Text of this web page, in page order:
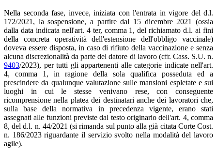
Nella seconda fase, invece, iniziata con l'entrata in vigore del d.l.
172/2021, la sospensione, a partire dal 15 dicembre 2021 (ossia
dalla data indicata nell'art. 4 ter, comma 1, del richiamato d.l. ai fini
della concreta operatività dell'estensione dell'obbligo vaccinale)
doveva essere disposta, in caso di rifiuto della vaccinazione e senza
alcuna discrezionalità da parte del datore di lavoro (cfr. Cass. S.U. n.
9403/2023), per tutti gli appartenenti alle categorie indicate nell'art.
4, comma 1, in ragione della sola qualifica posseduta ed a
prescindere da qualunque valutazione sulle mansioni espletate e sui
luoghi in cui le stesse venivano rese, con conseguente
ricomprensione nella platea dei destinatari anche dei lavoratori che,
sulla base della normativa in precedenza vigente, erano stati
assegnati alle funzioni previste dal testo originario dell'art. 4, comma
8, del d.l. n. 44/2021 (si rimanda sul punto alla già citata Corte Cost.
n. 186/2023 riguardante il servizio svolto nella modalità del lavoro
agile).